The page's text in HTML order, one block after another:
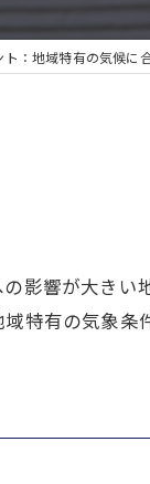
：地域特有の気候に
影響が大きい
特有の気象条